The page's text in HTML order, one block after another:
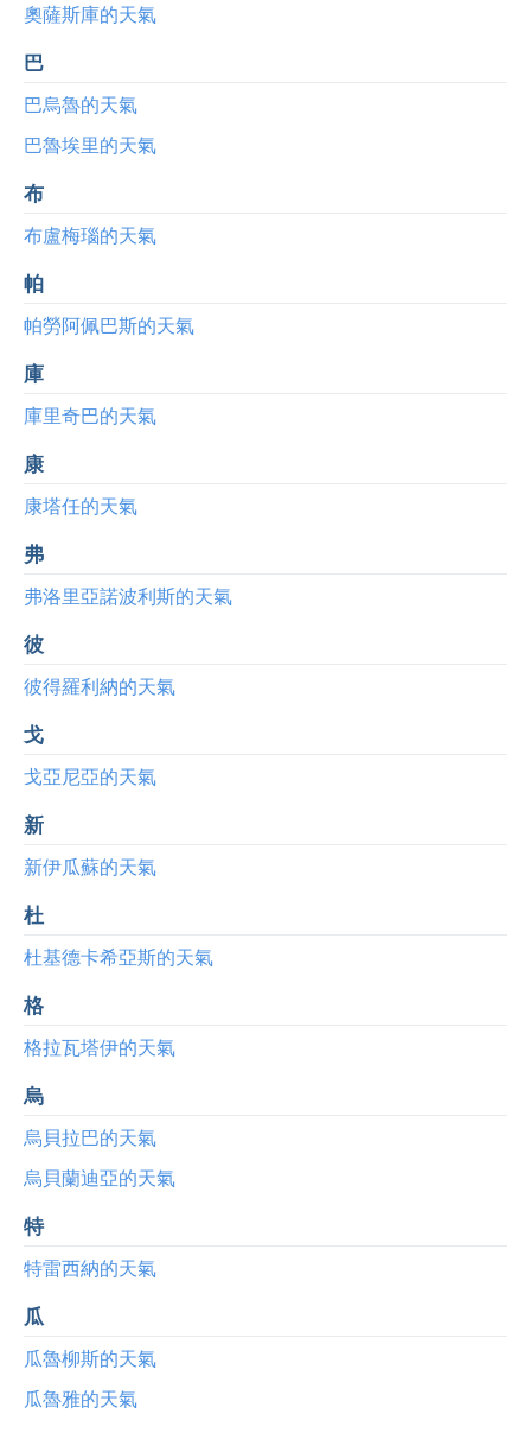
奧薩斯庫的天氣
巴
巴烏魯的天氣
巴魯埃里的天氣
布
布盧梅瑙的天氣
帕
帕勞阿佩巴斯的天氣
庫
庫里奇巴的天氣
康
康塔任的天氣
弗
弗洛里亞諾波利斯的天氣
彼
彼得羅利納的天氣
戈
戈亞尼亞的天氣
新
新伊瓜蘇的天氣
杜
杜基德卡希亞斯的天氣
格
格拉瓦塔伊的天氣
烏
烏貝拉巴的天氣
烏貝蘭迪亞的天氣
特
特雷西納的天氣
瓜
瓜魯柳斯的天氣
瓜魯雅的天氣